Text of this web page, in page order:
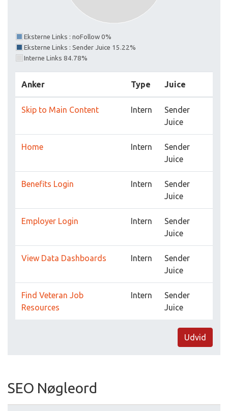
Eksterne Links : noFollow 0%
Eksterne Links : Sender Juice 15.22%
Interne Links 84.78%
Anker Type Juice
Skip to Main Content Intern
Sender
Juice
Home Intern
Sender
Juice
Benefits Login Intern
Sender
Juice
Employer Login Intern
Sender
Juice
View Data Dashboards Intern
Sender
Juice
Find Veteran Job
Resources
Intern
Sender
Juice
Udvid
SEO Nøgleord